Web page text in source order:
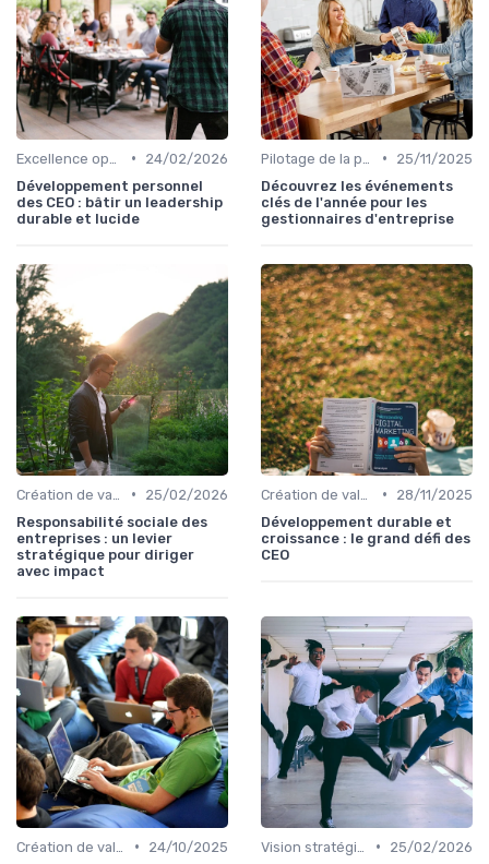
•
24/02/2026
Développement personnel
des CEO : bâtir un leadership
durable et lucide
•
25/11/2025
Découvrez les événements
clés de l'année pour les
gestionnaires d'entreprise
•
25/02/2026
Responsabilité sociale des
entreprises : un levier
stratégique pour diriger
avec impact
•
28/11/2025
Développement durable et
croissance : le grand défi des
CEO
•
24/10/2025
•
25/02/2026